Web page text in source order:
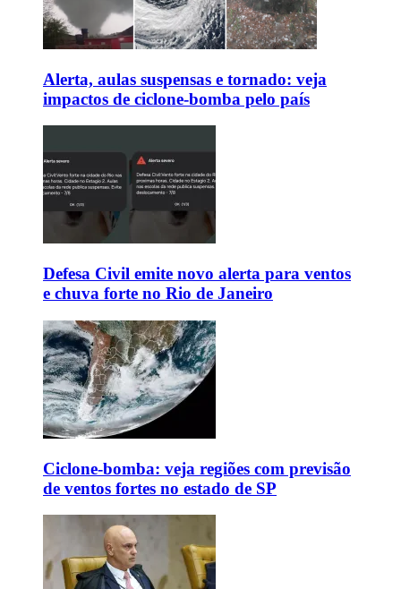
Alerta, aulas suspensas e tornado: veja
impactos de ciclone-bomba pelo país
Defesa Civil emite novo alerta para ventos
e chuva forte no Rio de Janeiro
Ciclone-bomba: veja regiões com previsão
de ventos fortes no estado de SP